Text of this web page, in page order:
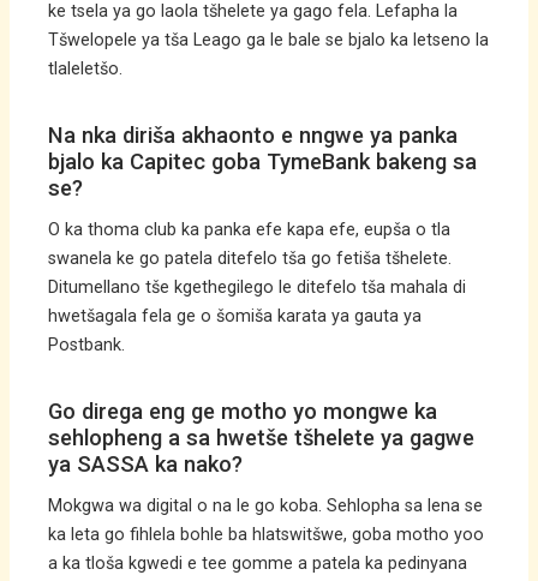
ke tsela ya go laola tšhelete ya gago fela. Lefapha la
Tšwelopele ya tša Leago ga le bale se bjalo ka letseno la
tlaleletšo.
Na nka diriša akhaonto e nngwe ya panka
bjalo ka Capitec goba TymeBank bakeng sa
se?
O ka thoma club ka panka efe kapa efe, eupša o tla
swanela ke go patela ditefelo tša go fetiša tšhelete.
Ditumellano tše kgethegilego le ditefelo tša mahala di
hwetšagala fela ge o šomiša karata ya gauta ya
Postbank.
Go direga eng ge motho yo mongwe ka
sehlopheng a sa hwetše tšhelete ya gagwe
ya SASSA ka nako?
Mokgwa wa digital o na le go koba. Sehlopha sa lena se
ka leta go fihlela bohle ba hlatswitšwe, goba motho yoo
a ka tloša kgwedi e tee gomme a patela ka pedinyana